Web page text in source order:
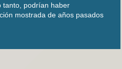
tanto, podrían haber
mostrada de años pasados